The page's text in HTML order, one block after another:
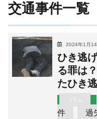
交通事件一覧
2024年1月14
ひき逃
る罪は
たひき
コラム
件
過